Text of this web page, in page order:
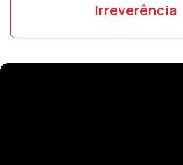
Irreverência